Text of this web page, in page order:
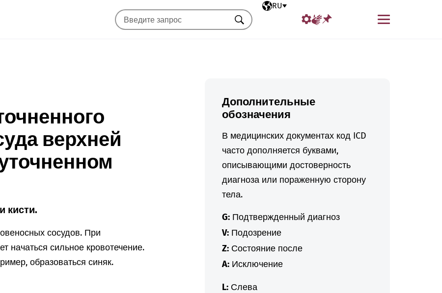
Выбранный язык
RU
Меню
Искать
верхней
кисти.
сосудов. При
начаться сильное кровотечение.
образоваться синяк.
Дополнительные
обозначения
В медицинских документах код ICD
часто дополняется буквами,
описывающими достоверность
диагноза или пораженную сторону
тела.
G:Подтвержденный диагноз
V:Подозрение
Z:Состояние после
A:Исключение
L:Слева